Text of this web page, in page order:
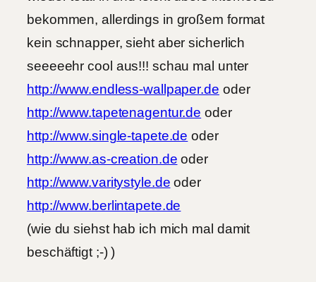
bekommen, allerdings in großem format
kein schnapper, sieht aber sicherlich
seeeeehr cool aus!!! schau mal unter
http://www.endless-wallpaper.de oder
http://www.tapetenagentur.de oder
http://www.single-tapete.de oder
http://www.as-creation.de oder
http://www.varitystyle.de oder
http://www.berlintapete.de
(wie du siehst hab ich mich mal damit
beschäftigt ;-) )